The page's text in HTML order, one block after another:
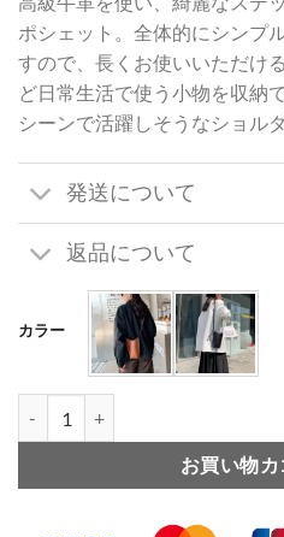
階評価の
うち、
4.67 点
ポシェット。全体的にシンプ
すので、長くお使いいただけ
ど日常生活で使う小物を収納
シーンで活躍しそうなショル
発送について
返品について
カラー
お買い物